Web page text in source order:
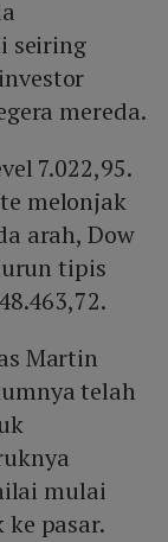
seiring
mereda.
7.022,95.
melonjak
arah, Dow
tipis
Martin
telah
mulai
pasar.